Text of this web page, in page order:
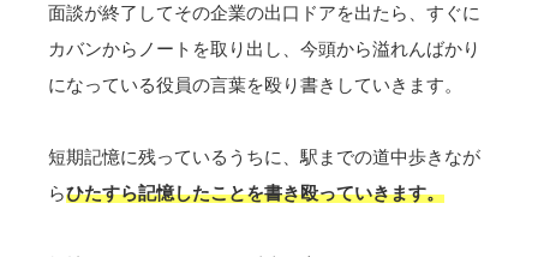
面談が終了してその企業の出口ドアを出たら、すぐに
カバンからノートを取り出し、今頭から溢れんばかり
になっている役員の言葉を殴り書きしていきます。
短期記憶に残っているうちに、駅までの道中歩きなが
らひたすら記憶したことを書き殴っていきます。